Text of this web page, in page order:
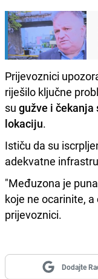
Prijevoznici
riješilo ključne
su gužve i čekanja
lokaciju.
Ističu da su
adekvatne
"Međuzona je
koje ne ocarinite,
prijevoznici.
Dodajte